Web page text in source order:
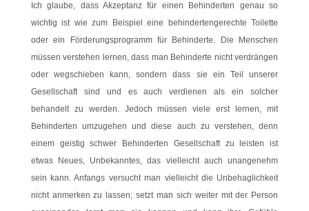
Ich glaube, dass Akzeptanz für einen Behinderten genau so
wichtig ist wie zum Beispiel eine behindertengerechte Toilette
oder ein Förderungsprogramm für Behinderte. Die Menschen
müssen verstehen lernen, dass man Behinderte nicht verdrängen
oder wegschieben kann, sondern dass sie ein Teil unserer
Gesellschaft sind und es auch verdienen als ein solcher
behandelt zu werden. Jedoch müssen viele erst lernen, mit
Behinderten umzugehen und diese auch zu verstehen, denn
einem geistig schwer Behinderten Gesellschaft zu leisten ist
etwas Neues, Unbekanntes, das vielleicht auch unangenehm
sein kann. Anfangs versucht man vielleicht die Unbehaglichkeit
nicht anmerken zu lassen; setzt man sich weiter mit der Person